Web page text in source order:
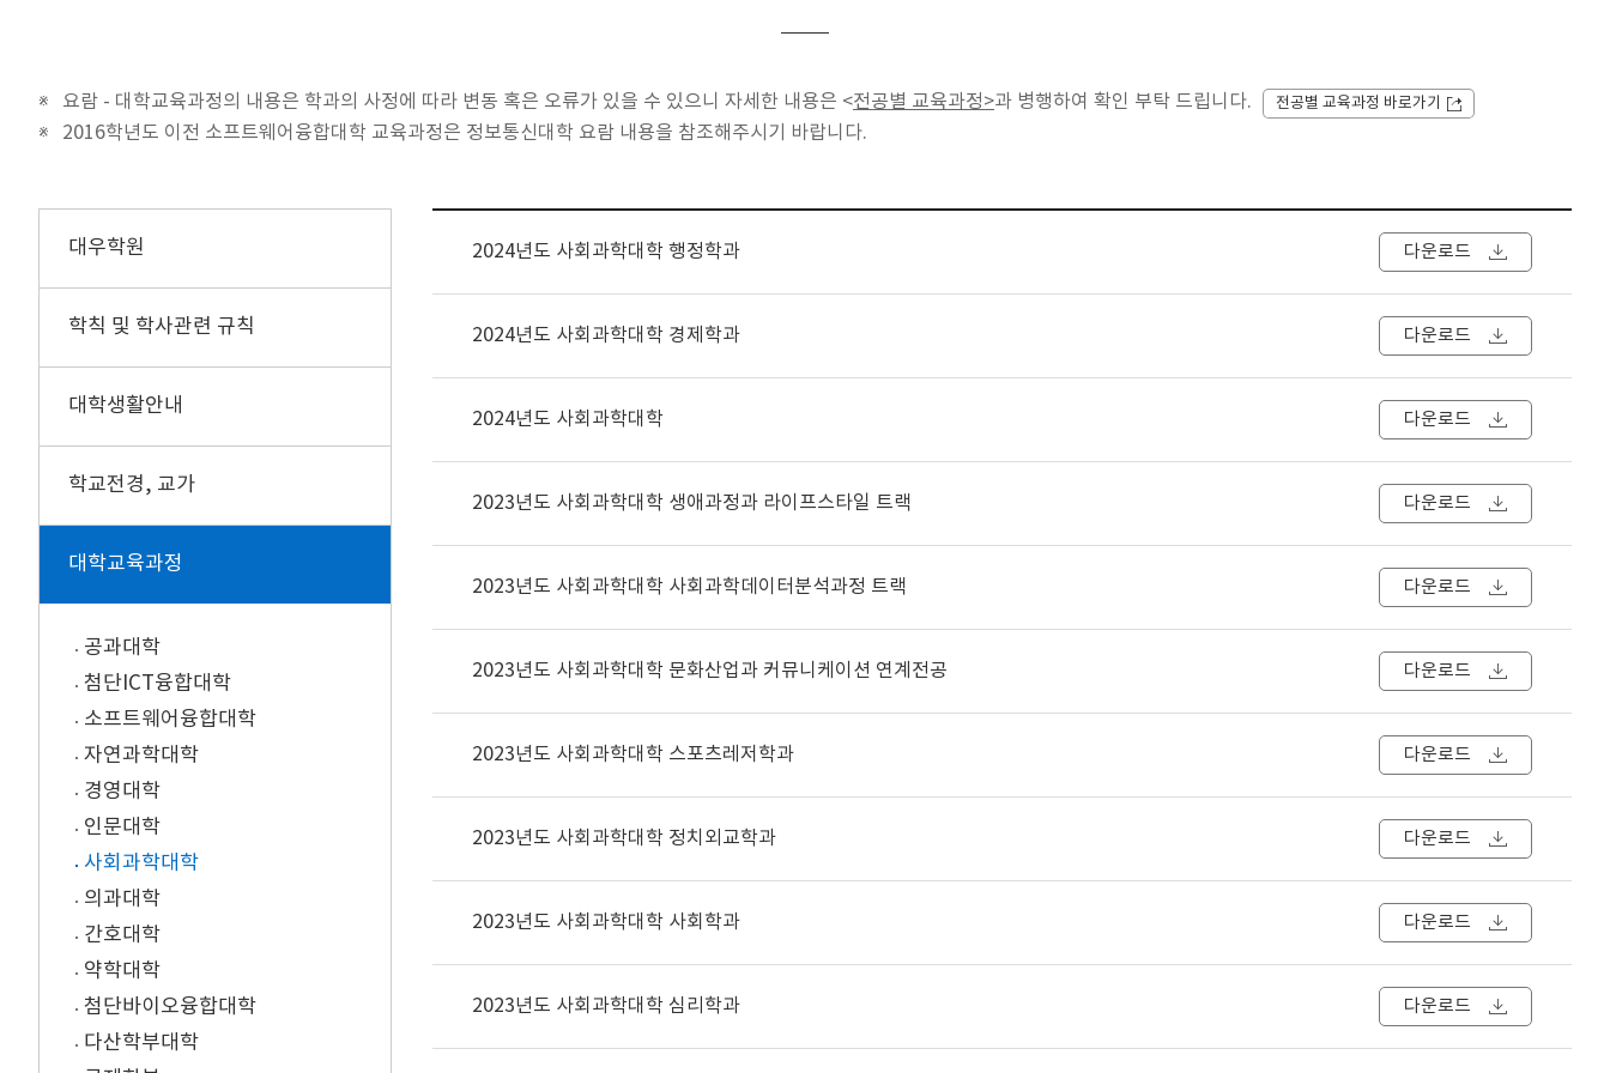
요람 - 대학교육과정의 내용은 학과의 사정에 따라 변동 혹은 오류가 있을 수 있으니 자세한 내용은 <전공별 교육과정>과 병행하여 확인 부탁 드립니다. 전공별 교육과정 바로가기
2016학년도 이전 소프트웨어융합대학 교육과정은 정보통신대학 요람 내용을 참조해주시기 바랍니다.
대우학원
학칙 및 학사관련 규칙
대학생활안내
학교전경, 교가
대학교육과정
공과대학
첨단ICT융합대학
소프트웨어융합대학
자연과학대학
경영대학
인문대학
사회과학대학
의과대학
간호대학
약학대학
첨단바이오융합대학
다산학부대학
2024년도 사회과학대학 행정학과 다운로드
2024년도 사회과학대학 경제학과 다운로드
2024년도 사회과학대학 다운로드
2023년도 사회과학대학 생애과정과 라이프스타일 트랙 다운로드
2023년도 사회과학대학 사회과학데이터분석과정 트랙 다운로드
2023년도 사회과학대학 문화산업과 커뮤니케이션 연계전공 다운로드
2023년도 사회과학대학 스포츠레저학과 다운로드
2023년도 사회과학대학 정치외교학과 다운로드
2023년도 사회과학대학 사회학과 다운로드
2023년도 사회과학대학 심리학과 다운로드